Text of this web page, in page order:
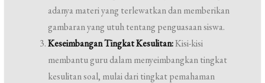
adanya materi yang terlewatkan dan memberikan
gambaran yang utuh tentang penguasaan siswa.
Keseimbangan Tingkat Kesulitan:Kisi-kisi
membantu guru dalam menyeimbangkan tingkat
kesulitan soal, mulai dari tingkat pemahaman